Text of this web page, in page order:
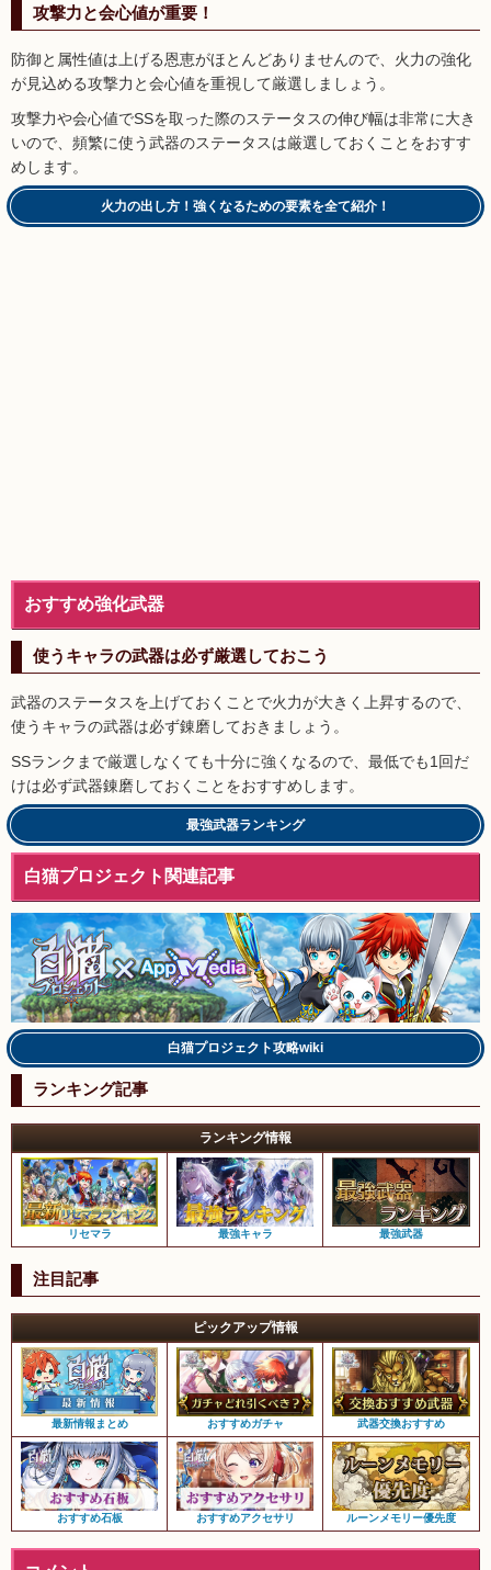
攻撃力と会心値が重要！
防御と属性値は上げる恩恵がほとんどありませんので、火力の強化
が見込める攻撃力と会心値を重視して厳選しましょう。
攻撃力や会心値でSSを取った際のステータスの伸び幅は非常に大き
いので、頻繁に使う武器のステータスは厳選しておくことをおすす
めします。
火力の出し方！強くなるための要素を全て紹介！
おすすめ強化武器
使うキャラの武器は必ず厳選しておこう
武器のステータスを上げておくことで火力が大きく上昇するので、
使うキャラの武器は必ず錬磨しておきましょう。
SSランクまで厳選しなくても十分に強くなるので、最低でも1回だ
けは必ず武器錬磨しておくことをおすすめします。
最強武器ランキング
白猫プロジェクト関連記事
白猫プロジェクト攻略wiki
ランキング記事
ランキング情報
リセマラ 最強キャラ 最強武器
注目記事
ピックアップ情報
最新情報まとめ おすすめガチャ 武器交換おすすめ
おすすめ石板 おすすめアクセサリ ルーンメモリー優先度